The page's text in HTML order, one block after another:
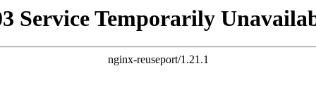
Service Temporarily
nginx-reuseport/1.21.1